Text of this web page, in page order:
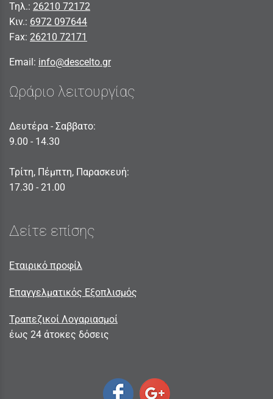
Τηλ.: 26210 72172
Κιν.: 6972 097644
Fax: 26210 72171
Email: info@descelto.gr
Ωράριο λειτουργίας
Δευτέρα - Σαββατο:
9.00 - 14.30
Τρίτη, Πέμπτη, Παρασκευή:
17.30 - 21.00
Δείτε επίσης
Εταιρικό προφίλ
Επαγγελματικός Εξοπλισμός
Τραπεζικοί Λογαριασμοί
έως 24 άτοκες δόσεις